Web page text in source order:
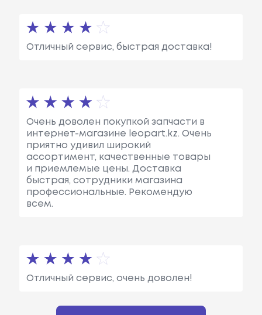
Отличный сервис, быстрая доставка!
Очень доволен покупкой запчасти в
интернет-магазине leopart.kz. Очень
приятно удивил широкий
ассортимент, качественные товары
и приемлемые цены. Доставка
быстрая, сотрудники магазина
профессиональные. Рекомендую
всем.
Отличный сервис, очень доволен!